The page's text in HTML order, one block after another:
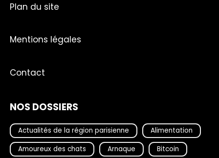
Plan du site
Mentions légales
Contact
NOS DOSSIERS
Actualités de la région parisienne
Alimentation
Amoureux des chats
Arnaque
Bitcoin